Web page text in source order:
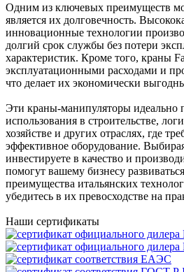
Одним из ключевых преимуществ
является их долговечность.
инновационные технологии
долгий срок службы без потери
характеристик. Кроме того, краны
эксплуатационными расходами и
что делает их экономически
Эти краны-манипуляторы идеально
использования в строительстве,
хозяйстве и других отраслях, где
эффективное оборудование.
инвестируете в качество и
помогут вашему бизнесу
преимущества итальянских
убедитесь в их превосходстве на
Наши сертификаты